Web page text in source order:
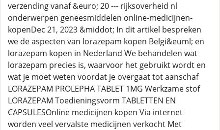
verzending vanaf &euro; 20 --- rijksoverheid nl
onderwerpen geneesmiddelen online-medicijnen-
kopenDec 21, 2023 &middot; In dit artikel bespreken
we de aspecten van lorazepam kopen Belgi&euml; en
lorazepam kopen in Nederland We behandelen wat
lorazepam precies is, waarvoor het gebruikt wordt en
wat je moet weten voordat je overgaat tot aanschaf
LORAZEPAM PROLEPHA TABLET 1MG Werkzame stof
LORAZEPAM Toedieningsvorm TABLETTEN EN
CAPSULESOnline medicijnen kopen Via internet
worden veel vervalste medicijnen verkocht Met